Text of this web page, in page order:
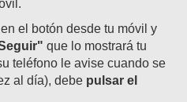
el botón desde tu móvil y
que lo mostrará tu
teléfono le avise cuando se
al día), debe pulsar el